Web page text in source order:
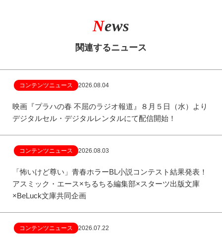
News
関連するニュース
コンテンツニュース 2026.08.04
映画『プラハの春 不屈のラジオ報道』８月５日（水）より
デジタルセル・デジタルレンタルにて配信開始！
コンテンツニュース 2026.08.03
「怖いけど尊い」青春ホラーBL小説コンテスト結果発表！
アスミック・エース×ちるちる編集部×スターツ出版文庫
×BeLuck文庫共同企画
コンテンツニュース 2026.07.22